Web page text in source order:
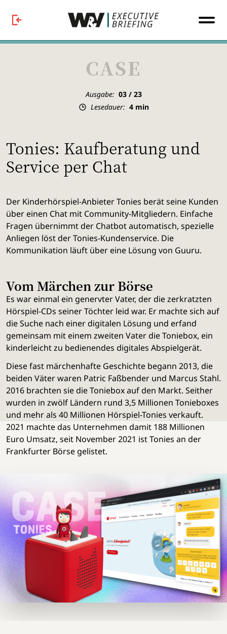
CASE
Ausgabe: 03 / 23
Lesedauer: 4min
Tonies: Kaufberatung und
Service per Chat
Der Kinderhörspiel-Anbieter Tonies berät seine Kunden
über einen Chat mit Community-Mitgliedern. Einfache
Fragen übernimmt der Chatbot automatisch, spezielle
Anliegen löst der Tonies-Kundenservice. Die
Kommunikation läuft über eine Lösung von Guuru.
Vom Märchen zur Börse
Es war einmal ein genervter Vater, der die zerkratzten
Hörspiel-CDs seiner Töchter leid war. Er machte sich auf
die Suche nach einer digitalen Lösung und erfand
gemeinsam mit einem zweiten Vater die Toniebox, ein
kinderleicht zu bedienendes digitales Abspielgerät.
Diese fast märchenhafte Geschichte begann 2013, die
beiden Väter waren Patric Faßbender und Marcus Stahl.
2016 brachten sie die Toniebox auf den Markt. Seither
wurden in zwölf Ländern rund 3,5 Millionen Tonieboxes
und mehr als 40 Millionen Hörspiel-Tonies verkauft.
2021 machte das Unternehmen damit 188 Millionen
Euro Umsatz, seit November 2021 ist Tonies an der
Frankfurter Börse gelistet.